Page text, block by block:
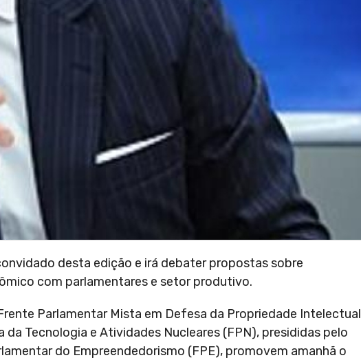
desta edição e irá debater propostas sobre
com parlamentares e setor produtivo.
Parlamentar Mista em Defesa da Propriedade Intelectual
Tecnologia e Atividades Nucleares (FPN), presididas pelo
do Empreendedorismo (FPE), promovem amanhã o